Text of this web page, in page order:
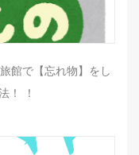
館で【忘れ物】をし
！ ！